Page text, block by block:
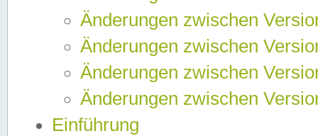
Änderungen zwischen
Änderungen zwischen
Änderungen zwischen
Änderungen zwischen
Einführung